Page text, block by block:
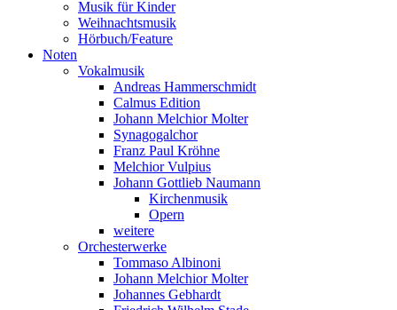
Musik für Kinder
Weihnachtsmusik
Hörbuch/Feature
Noten
Vokalmusik
Andreas Hammerschmidt
Calmus Edition
Johann Melchior Molter
Synagogalchor
Franz Paul Kröhne
Melchior Vulpius
Johann Gottlieb Naumann
Kirchenmusik
Opern
weitere
Orchesterwerke
Tommaso Albinoni
Johann Melchior Molter
Johannes Gebhardt